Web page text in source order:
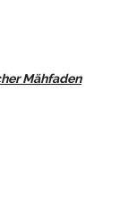
Mähfaden